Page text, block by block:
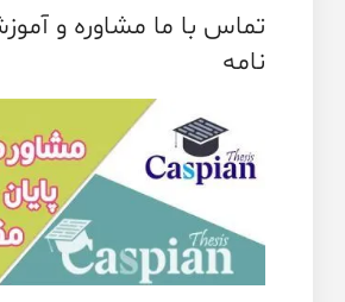
تماس با ما مشاوره و
نامه